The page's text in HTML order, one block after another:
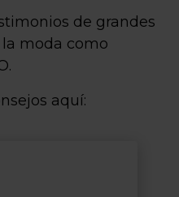
de grandes
moda como
aquí: